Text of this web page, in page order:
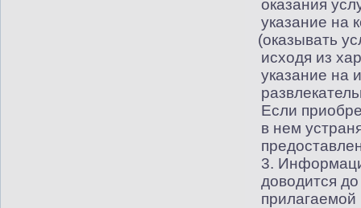
оказания
указание на
(оказывать
исходя из
указание на
Если
в нем
3.
доводится
прилагаемой